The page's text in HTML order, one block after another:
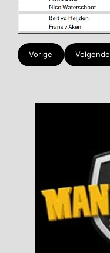
Vorige Volgende